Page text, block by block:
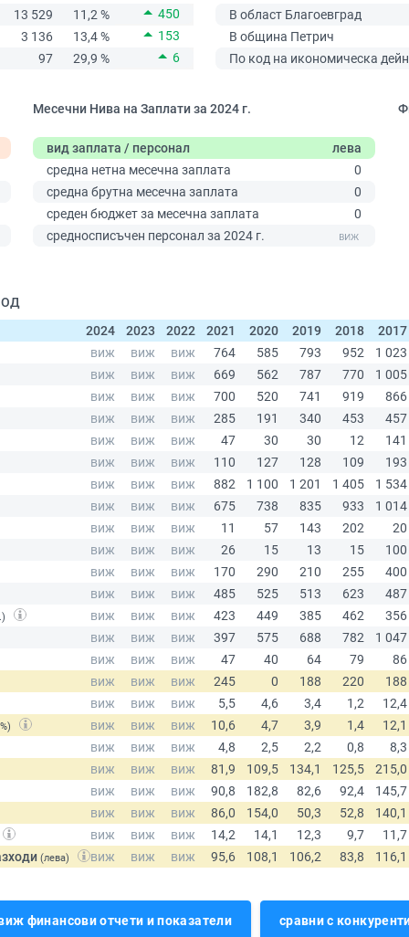
13 529
11,2 %
450
3 136
13,4 %
153
97
29,9 % 6
В област Благоевград
В община Петрич
По код на икономическа
Месечни Нива на Заплати за 2024 г.
вид заплата / персонал
лева
средна нетна месечна заплата
0
средна брутна месечна заплата
0
среден бюджет за месечна заплата
0
средносписъчен персонал за 2024 г.
2024
2023 2022 2021 2020 2019 2018 2017
(лева)
финансови отчети и показатели сравни с